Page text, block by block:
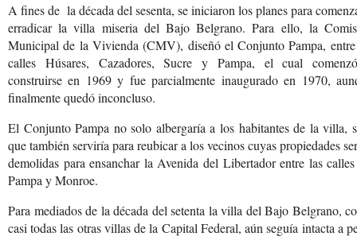
A fines de la década del sesenta, se iniciaron los planes para
erradicar la villa miseria del Bajo Belgrano. Para ello, la
Municipal de la Vivienda (CMV), diseñó el Conjunto Pampa,
calles Húsares, Cazadores, Sucre y Pampa, el cual
construirse en 1969 y fue parcialmente inaugurado en 1970,
finalmente quedó inconcluso.
El Conjunto Pampa no solo albergaría a los habitantes de la villa,
que también serviría para reubicar a los vecinos cuyas propiedades
demolidas para ensanchar la Avenida del Libertador entre las
Pampa y Monroe.
Para mediados de la década del setenta la villa del Bajo Belgrano,
casi todas las otras villas de la Capital Federal, aún seguía intacta a